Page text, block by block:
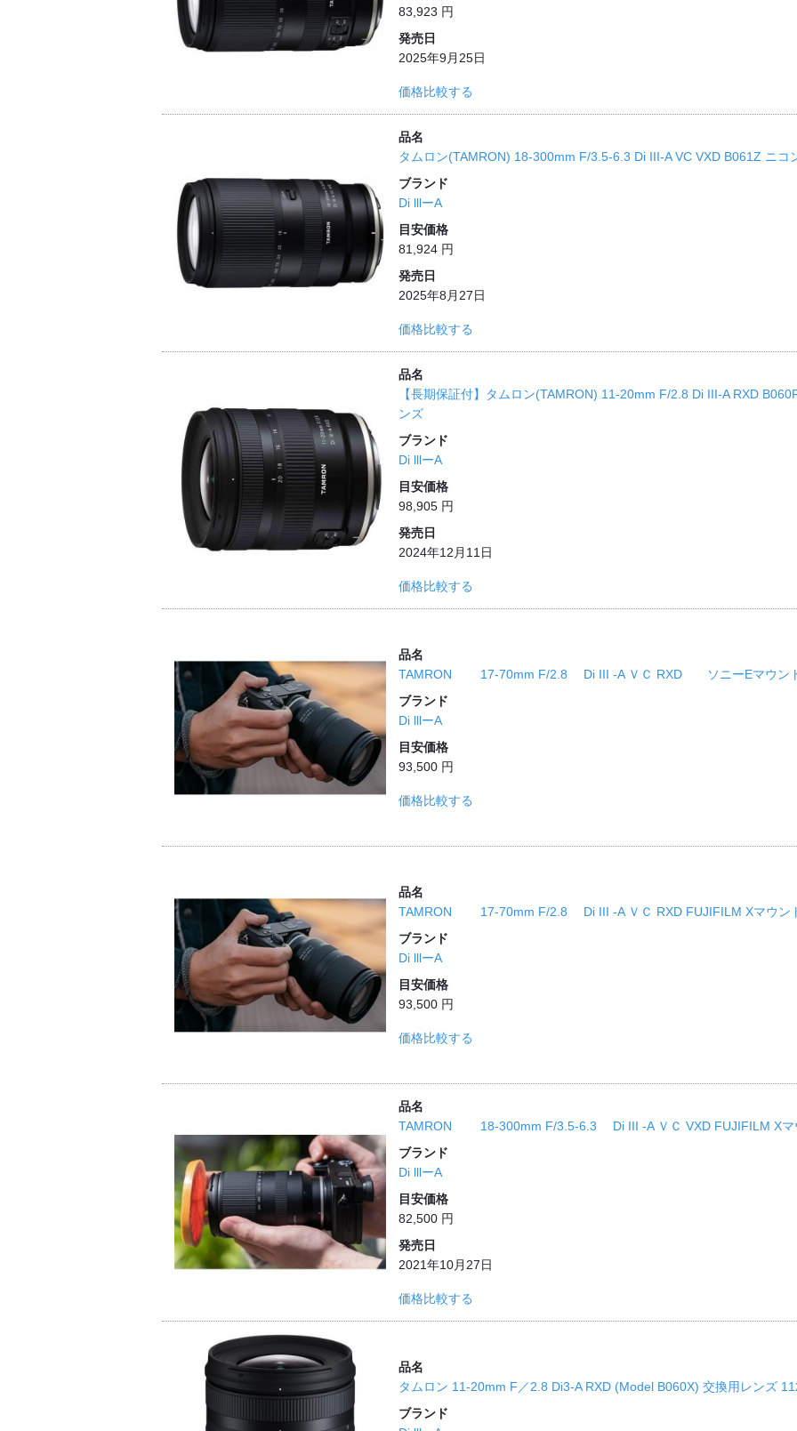
83,923 円
発売日
2025年9月25日
価格比較する
品名
タムロン(TAMRON) 18-300mm F/3.5-6.3 Di III-A VC VXD B061Z ニコ
ブランド
Di lllーA
目安価格
81,924 円
発売日
2025年8月27日
価格比較する
品名
【長期保証付】タムロン(TAMRON) 11-20mm F/2.8 Di III-A RXD
ンズ
ブランド
Di lllーA
目安価格
98,905 円
発売日
2024年12月11日
価格比較する
品名
TAMRON 17-70mm F/2.8 Di III -A ＶＣ RXD ソニーEマウン
ブランド
Di lllーA
目安価格
93,500 円
価格比較する
品名
TAMRON 17-70mm F/2.8 Di III -A ＶＣ RXD FUJIFILM Xマウン
ブランド
Di lllーA
目安価格
93,500 円
価格比較する
品名
TAMRON 18-300mm F/3.5-6.3 Di III -A ＶＣ VXD FUJIFILM Xマ
ブランド
Di lllーA
目安価格
82,500 円
発売日
2021年10月27日
価格比較する
品名
タムロン 11-20mm F／2.8 Di3-A RXD (Model B060X) 交換用レンズ
ブランド